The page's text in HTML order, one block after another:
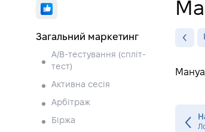
Загальний маркетинг
A/B-тестування (спліт-
тест)
Активна сесія
Арбітраж
Біржа